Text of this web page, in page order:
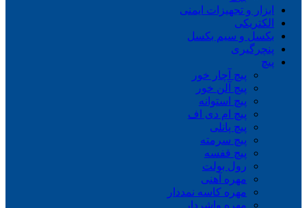
ابزار و تجهیزات ایمنی
الکتریکی
بکسل و سیم بکسل
پنچرگیری
پیچ
پیچ آچار خور
پیچ آلن خور
پیچ استوانه
پیچ ام دی اف
پیچ پانلی
پیچ سرمته
پیچ قفسه
رول بولت
مهره آهنی
مهره کاسه نمددار
مهره واشردار